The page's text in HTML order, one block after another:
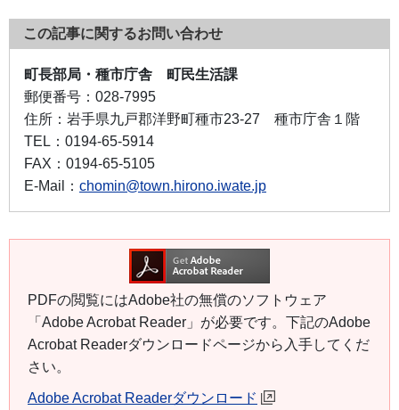
この記事に関するお問い合わせ
町長部局・種市庁舎 町民生活課
郵便番号： 028-7995
住所： 岩手県九戸郡洋野町種市23-27 種市庁舎１階
TEL： 0194-65-5914
FAX： 0194-65-5105
E-Mail： chomin@town.hirono.iwate.jp
PDFの閲覧にはAdobe社の無償のソフトウェア
「Adobe Acrobat Reader」が必要です。下記のAdobe
Acrobat Readerダウンロードページから入手してくだ
さい。
Adobe Acrobat Readerダウンロード